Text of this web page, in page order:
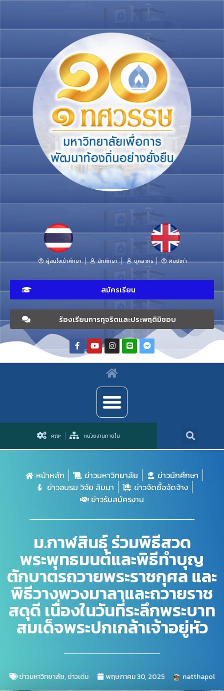
ผู้สนใจเข้าศึกษา นักศึกษา บุคลากร ศิษย์เก่า
สมัครเรียน
ร้องเรียนการทุจริตและประพฤติมิชอบ
คณะ หน่วยงานภายใน
หน้าหลัก ข่าวมหาวิทยาลัย
ข่าวนักศึกษา
ข่าวอบรม วิจัย สัมนา
ข่าวจัดซื้อจัดจ้าง
ข่าวรับสมัครงาน
ม.กาฬสินธุ์ ร่วมพิธีสวด
พระพุทธมนต์และพิธีทำบุญ
ตักบาตรถวายพระราชกุศล และ
พิธีวางพวงมาลาและถวายราช
สดุดี เนื่องในวันที่ระลึกพระบาท
สมเด็จพระปกเกล้าเจ้าอยู่หัว
ข่าวมหาวิทยาลัย,ข่าวเด่น พฤษภาคม 30, 2025 natthapol